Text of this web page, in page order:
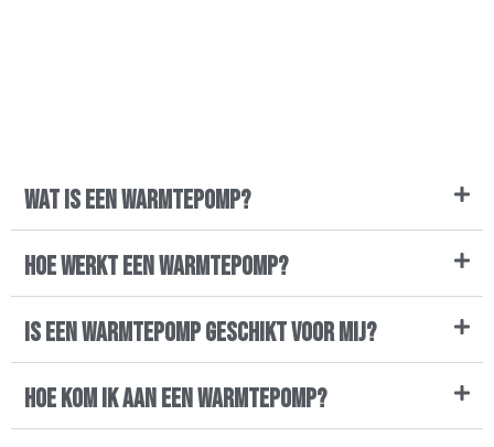
Wat is een warmtepomp?
Hoe werkt een warmtepomp?
Is een warmtepomp geschikt voor mij?
Hoe kom ik aan een warmtepomp?